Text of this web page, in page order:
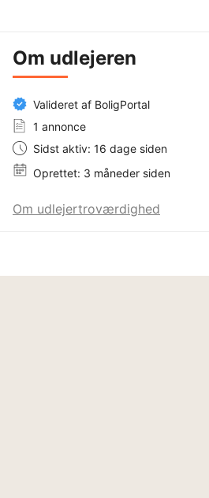
Om udlejeren
Valideret af BoligPortal
1 annonce
Sidst aktiv: 16 dage siden
Oprettet: 3 måneder siden
Om udlejertroværdighed